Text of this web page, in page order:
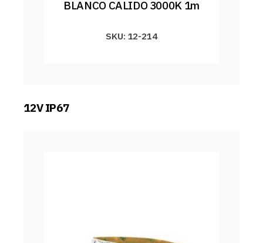
BLANCO CALIDO 3000K 1m
SKU: 12-214
12V IP67